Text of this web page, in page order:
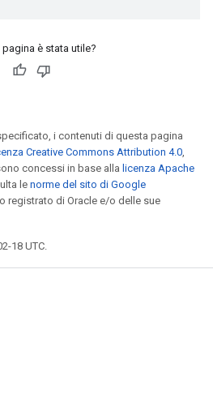
pagina è stata utile?
i contenuti di questa pagina
Creative Commons Attribution 4.0,
concessi in base alla licenza Apache
le norme del sito di Google
registrato di Oracle e/o delle sue
18 UTC.